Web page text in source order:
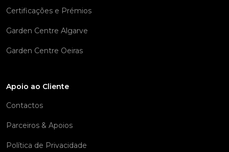
Certificações e Prémios
Garden Centre Algarve
Garden Centre Oeiras
Apoio ao Cliente
Contactos
Parceiros & Apoios
Política de Privacidade